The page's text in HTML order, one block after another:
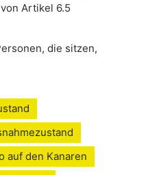
Artikel 6.5
auf den Kanaren